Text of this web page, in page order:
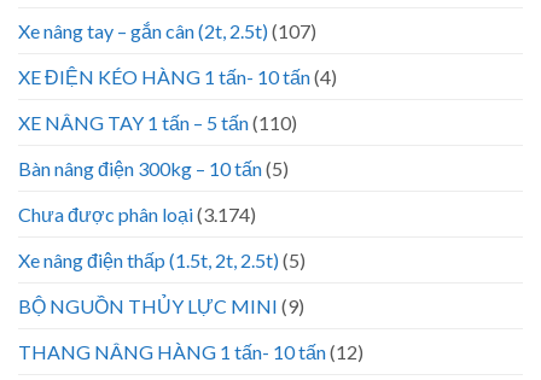
Xe nâng tay – gắn cân (2t, 2.5t)(107)
XE ĐIỆN KÉO HÀNG 1 tấn- 10 tấn(4)
XE NÂNG TAY 1 tấn – 5 tấn(110)
Bàn nâng điện 300kg – 10 tấn(5)
Chưa được phân loại(3.174)
Xe nâng điện thấp (1.5t, 2t, 2.5t)(5)
BỘ NGUỒN THỦY LỰC MINI (9)
THANG NÂNG HÀNG 1 tấn- 10 tấn(12)